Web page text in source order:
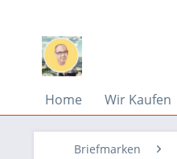
Home Wir Kaufen
Briefmarken